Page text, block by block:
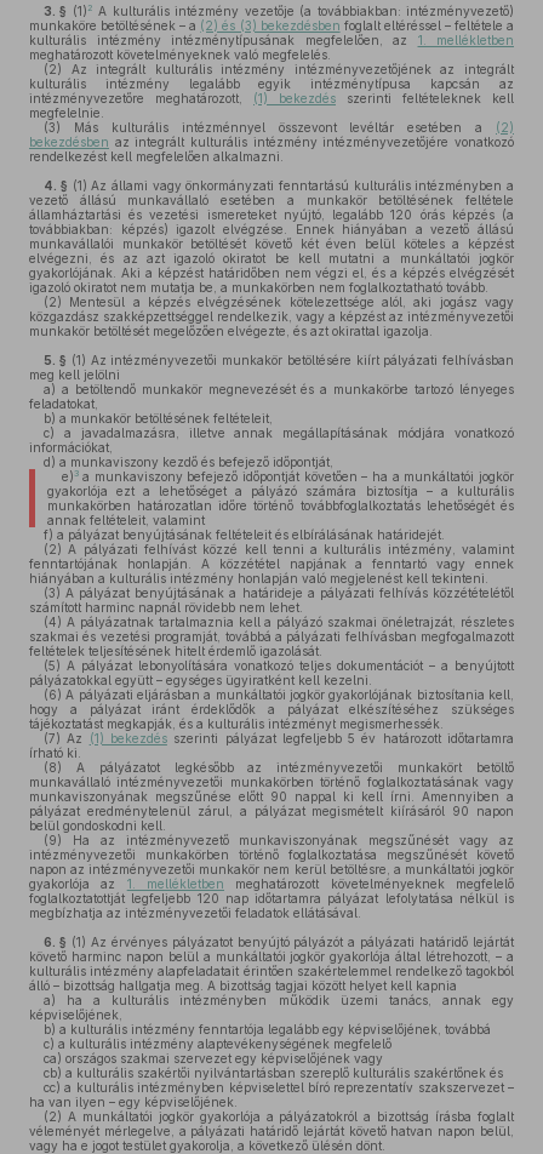
3. § (1) 2 A kulturális intézmény vezetője (a továbbiakban: intézményvezető)
munkaköre betöltésének – a (2) és (3) bekezdésben foglalt eltéréssel – feltétele a
kulturális intézmény intézménytípusának megfelelően, az 1. mellékletben
meghatározott követelményeknek való megfelelés.
(2) Az integrált kulturális intézmény intézményvezetőjének az integrált
kulturális intézmény legalább egyik intézménytípusa kapcsán az
intézményvezetőre meghatározott, (1) bekezdés szerinti feltételeknek kell
megfelelnie.
(3) Más kulturális intézménnyel összevont levéltár esetében a (2)
bekezdésben az integrált kulturális intézmény intézményvezetőjére vonatkozó
rendelkezést kell megfelelően alkalmazni.
4. § (1) Az állami vagy önkormányzati fenntartású kulturális intézményben a
vezető állású munkavállaló esetében a munkakör betöltésének feltétele
államháztartási és vezetési ismereteket nyújtó, legalább 120 órás képzés (a
továbbiakban: képzés) igazolt elvégzése. Ennek hiányában a vezető állású
munkavállalói munkakör betöltését követő két éven belül köteles a képzést
elvégezni, és az azt igazoló okiratot be kell mutatni a munkáltatói jogkör
gyakorlójának. Aki a képzést határidőben nem végzi el, és a képzés elvégzését
igazoló okiratot nem mutatja be, a munkakörben nem foglalkoztatható tovább.
(2) Mentesül a képzés elvégzésének kötelezettsége alól, aki jogász vagy
közgazdász szakképzettséggel rendelkezik, vagy a képzést az intézményvezetői
munkakör betöltését megelőzően elvégezte, és azt okirattal igazolja.
5. § (1) Az intézményvezetői munkakör betöltésére kiírt pályázati felhívásban
meg kell jelölni
a) a betöltendő munkakör megnevezését és a munkakörbe tartozó lényeges
feladatokat,
b) a munkakör betöltésének feltételeit,
c) a javadalmazásra, illetve annak megállapításának módjára vonatkozó
információkat,
d) a munkaviszony kezdő és befejező időpontját,
e) 3a munkaviszony befejező időpontját követően – ha a munkáltatói jogkör
gyakorlója ezt a lehetőséget a pályázó számára biztosítja – a kulturális
munkakörben határozatlan időre történő továbbfoglalkoztatás lehetőségét és
annak feltételeit, valamint
f) a pályázat benyújtásának feltételeit és elbírálásának határidejét.
(2) A pályázati felhívást közzé kell tenni a kulturális intézmény, valamint
fenntartójának honlapján. A közzététel napjának a fenntartó vagy ennek
hiányában a kulturális intézmény honlapján való megjelenést kell tekinteni.
(3) A pályázat benyújtásának a határideje a pályázati felhívás közzétételétől
számított harminc napnál rövidebb nem lehet.
(4) A pályázatnak tartalmaznia kell a pályázó szakmai önéletrajzát, részletes
szakmai és vezetési programját, továbbá a pályázati felhívásban megfogalmazott
feltételek teljesítésének hitelt érdemlő igazolását.
(5) A pályázat lebonyolítására vonatkozó teljes dokumentációt – a benyújtott
pályázatokkal együtt – egységes ügyiratként kell kezelni.
(6) A pályázati eljárásban a munkáltatói jogkör gyakorlójának biztosítania kell,
hogy a pályázat iránt érdeklődők a pályázat elkészítéséhez szükséges
tájékoztatást megkapják, és a kulturális intézményt megismerhessék.
(7) Az (1) bekezdésszerinti pályázat legfeljebb 5 év határozott időtartamra
írható ki.
(8) A pályázatot legkésőbb az intézményvezetői munkakört betöltő
munkavállaló intézményvezetői munkakörben történő foglalkoztatásának vagy
munkaviszonyának megszűnése előtt 90 nappal ki kell írni. Amennyiben a
pályázat eredménytelenül zárul, a pályázat megismételt kiírásáról 90 napon
belül gondoskodni kell.
(9) Ha az intézményvezető munkaviszonyának megszűnését vagy az
intézményvezetői munkakörben történő foglalkoztatása megszűnését követő
napon az intézményvezetői munkakör nem kerül betöltésre, a munkáltatói jogkör
gyakorlója az 1. mellékletben meghatározott követelményeknek megfelelő
foglalkoztatottját legfeljebb 120 nap időtartamra pályázat lefolytatása nélkül is
megbízhatja az intézményvezetői feladatok ellátásával.
6. § (1) Az érvényes pályázatot benyújtó pályázót a pályázati határidő lejártát
követő harminc napon belül a munkáltatói jogkör gyakorlója által létrehozott, – a
kulturális intézmény alapfeladatait érintően szakértelemmel rendelkező tagokból
álló – bizottság hallgatja meg. A bizottság tagjai között helyet kell kapnia
a) ha a kulturális intézményben működik üzemi tanács, annak egy
képviselőjének,
b) a kulturális intézmény fenntartója legalább egy képviselőjének, továbbá
c) a kulturális intézmény alaptevékenységének megfelelő
ca) országos szakmai szervezet egy képviselőjének vagy
cb) a kulturális szakértői nyilvántartásban szereplő kulturális szakértőnek és
cc) a kulturális intézményben képviselettel bíró reprezentatív szakszervezet –
ha van ilyen – egy képviselőjének.
(2) A munkáltatói jogkör gyakorlója a pályázatokról a bizottság írásba foglalt
véleményét mérlegelve, a pályázati határidő lejártát követő hatvan napon belül,
vagy ha e jogot testület gyakorolja, a következő ülésén dönt.